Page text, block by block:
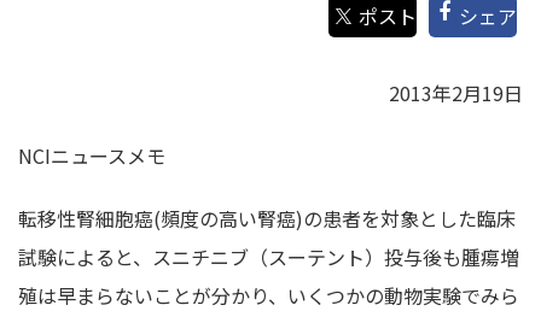
シェア
2013年2月19日
NCIニュースメモ
転移性腎細胞癌(頻度の高い腎癌)の患者を対象とした臨床
試験によると、スニチニブ（スーテント）投与後も腫瘍増
殖は早まらないことが分かり、いくつかの動物実験でみら